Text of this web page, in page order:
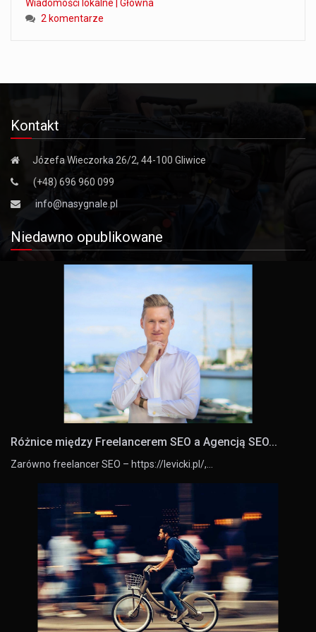
Wiadomości lokalne | Główna
2 komentarze
Kontakt
Józefa Wieczorka 26/2, 44-100 Gliwice
(+48) 696 960 099
info@nasygnale.pl
Niedawno opublikowane
Różnice między Freelancerem SEO a Agencją SEO...
Zarówno freelancer SEO – https://levicki.pl/,…